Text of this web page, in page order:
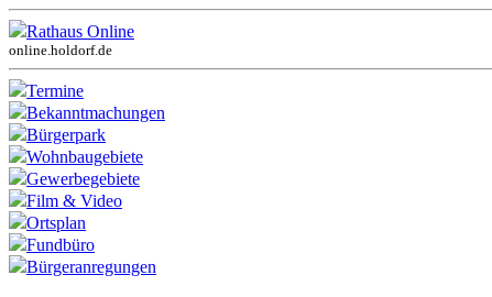
Rathaus Online
online.holdorf.de
Termine
Bekanntmachungen
Bürgerpark
Wohnbaugebiete
Gewerbegebiete
Film & Video
Ortsplan
Fundbüro
Bürgeranregungen